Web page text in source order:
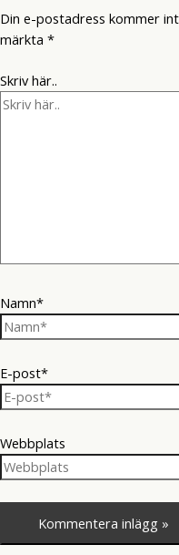
Din e-postadress kommer
märkta *
Skriv här..
Namn*
E-post*
Webbplats